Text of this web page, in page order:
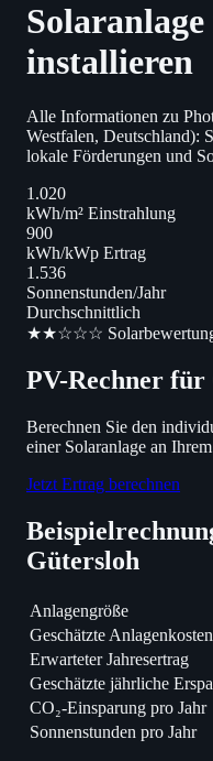
installieren
Alle Informationen zu
Westfalen, Deutschland):
lokale Förderungen und
1.020
kWh/m² Einstrahlung
900
kWh/kWp Ertrag
1.536
Sonnenstunden/Jahr
Durchschnittlich
★★☆☆☆
PV-Rechner für
Berechnen Sie den
einer Solaranlage an
Jetzt Ertrag berechnen
Gütersloh
Anlagengröße
Geschätzte
Erwarteter Jahresertrag
Geschätzte jährliche
CO₂-Einsparung pro Jahr
Sonnenstunden pro Jahr